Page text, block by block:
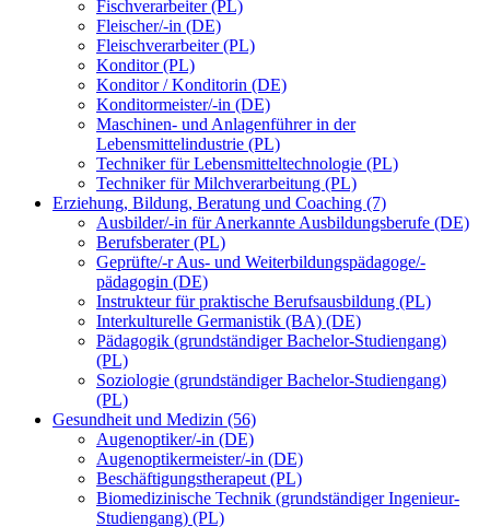
Fischverarbeiter (PL)
Fleischer/-in (DE)
Fleischverarbeiter (PL)
Konditor (PL)
Konditor / Konditorin (DE)
Konditormeister/-in (DE)
Maschinen- und Anlagenführer in der
Lebensmittelindustrie (PL)
Techniker für Lebensmitteltechnologie (PL)
Techniker für Milchverarbeitung (PL)
Erziehung, Bildung, Beratung und Coaching (7)
Ausbilder/-in für Anerkannte Ausbildungsberufe (DE)
Berufsberater (PL)
Geprüfte/-r Aus- und Weiterbildungspädagoge/-
pädagogin (DE)
Instrukteur für praktische Berufsausbildung (PL)
Interkulturelle Germanistik (BA) (DE)
Pädagogik (grundständiger Bachelor-Studiengang)
(PL)
Soziologie (grundständiger Bachelor-Studiengang)
(PL)
Gesundheit und Medizin (56)
Augenoptiker/-in (DE)
Augenoptikermeister/-in (DE)
Beschäftigungstherapeut (PL)
Biomedizinische Technik (grundständiger Ingenieur-
Studiengang) (PL)